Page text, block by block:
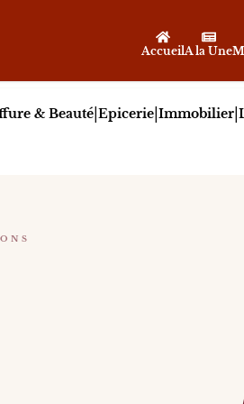
AccueilA la Une
& Beauté| Epicerie| Immobilier|
avec Petit Clown ,